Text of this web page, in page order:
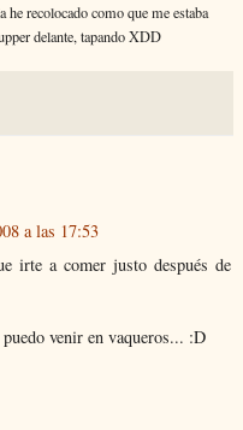
he recolocado como que me estaba
delante, tapando XDD
a las 17:53
irte a comer justo después de
venir en vaqueros... :D